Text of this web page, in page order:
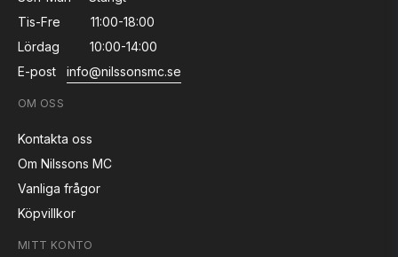
Tis-Fre
11:00-18:00
Lördag
10:00-14:00
E-post
info@nilssonsmc.se
OM OSS
Kontakta oss
Om Nilssons MC
Vanliga frågor
Köpvillkor
MITT KONTO